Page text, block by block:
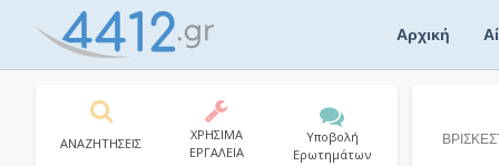
Αρχική
ΑΝΑΖΗΤΗΣΕΙΣ
ΧΡΗΣΙΜΑ
ΕΡΓΑΛΕΙΑ
Υποβολή
Ερωτημάτων